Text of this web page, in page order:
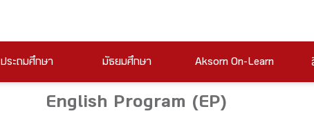
ประถมศึกษา มัธยมศึกษา Aksorn On-Learn
English Program (EP)